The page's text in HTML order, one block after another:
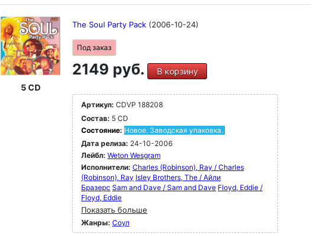
5 CD
The Soul Party Pack (2006-10-24)
Под заказ
2149 руб. В корзину
Артикул: CDVP 188208
Состав: 5 CD
Состояние: Новое. Заводская упаковка.
Дата релиза: 24-10-2006
Лейбл: Weton Wesgram
Исполнители: Charles (Robinson), Ray / Charles
(Robinson), Ray Isley Brothers, The / Айли
Бразерс Sam and Dave / Sam and Dave Floyd, Eddie /
Floyd, Eddie
Показать больше
Жанры: Соул